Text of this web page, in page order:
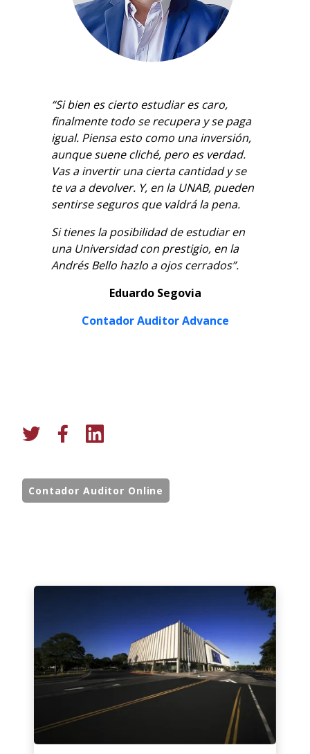
“Si bien es cierto estudiar es caro,
finalmente todo se recupera y se paga
igual. Piensa esto como una inversión,
aunque suene cliché, pero es verdad.
Vas a invertir una cierta cantidad y se
te va a devolver. Y, en la UNAB, pueden
sentirse seguros que valdrá la pena.
Si tienes la posibilidad de estudiar en
una Universidad con prestigio, en la
Andrés Bello hazlo a ojos cerrados”.
Eduardo Segovia
Contador Auditor Advance
Contador Auditor Online